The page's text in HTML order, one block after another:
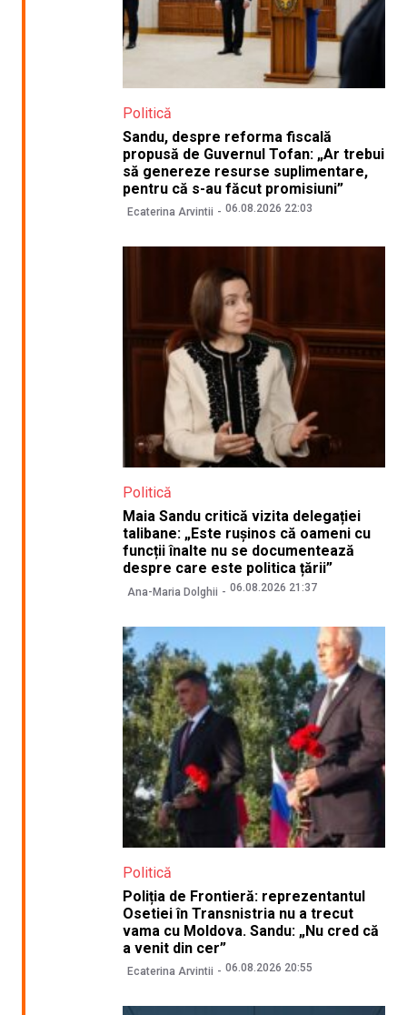
Politică
Sandu, despre reforma fiscală
propusă de Guvernul Tofan: „Ar trebui
să genereze resurse suplimentare,
pentru că s-au făcut promisiuni”
Ecaterina Arvintii 06.08.2026 22:03
Politică
Maia Sandu critică vizita delegației
talibane: „Este rușinos că oameni cu
funcții înalte nu se documentează
despre care este politica țării”
Ana-Maria Dolghii 06.08.2026 21:37
Politică
Poliția de Frontieră: reprezentantul
Osetiei în Transnistria nu a trecut
vama cu Moldova. Sandu: „Nu cred că
a venit din cer”
Ecaterina Arvintii 06.08.2026 20:55